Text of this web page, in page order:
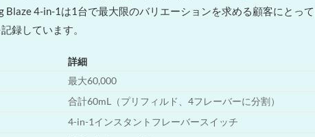
Blaze 4-in-1は1台で最大限のバリエーションを求める顧客にと
録しています。
詳細
最大60,000
合計60mL（プリフィルド、4フレーバーに分割）
4-in-1インスタントフレーバースイッチ